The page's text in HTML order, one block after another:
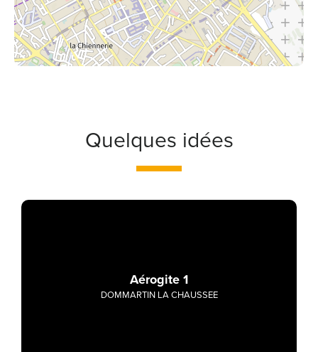
Quelques idées
Aérogite 1
DOMMARTIN LA CHAUSSEE